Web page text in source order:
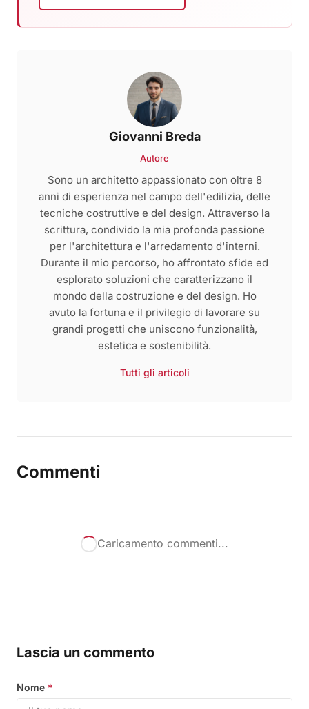
Giovanni Breda
Autore
Sono un architetto appassionato con oltre 8
anni di esperienza nel campo dell'edilizia, delle
tecniche costruttive e del design. Attraverso la
scrittura, condivido la mia profonda passione
per l'architettura e l'arredamento d'interni.
Durante il mio percorso, ho affrontato sfide ed
esplorato soluzioni che caratterizzano il
mondo della costruzione e del design. Ho
avuto la fortuna e il privilegio di lavorare su
grandi progetti che uniscono funzionalità,
estetica e sostenibilità.
Tutti gli articoli
Commenti
Caricamento commenti...
Lascia un commento
Nome *